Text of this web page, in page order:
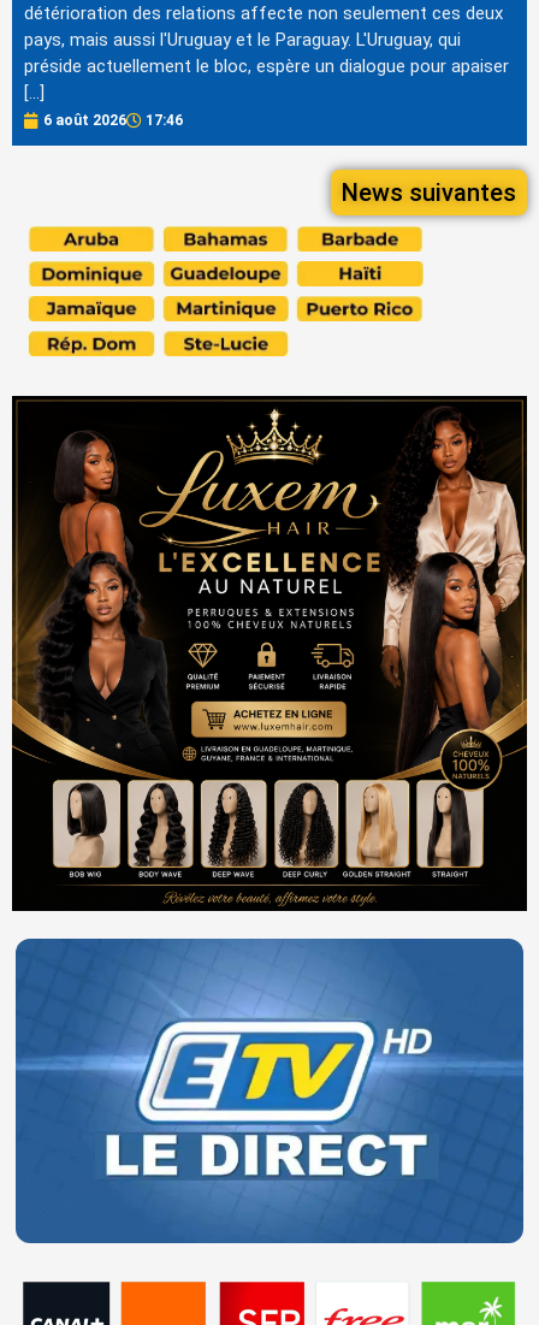
détérioration des relations affecte non seulement ces deux
pays, mais aussi l'Uruguay et le Paraguay. L'Uruguay, qui
préside actuellement le bloc, espère un dialogue pour apaiser
[…]
6 août 2026 17:46
News suivantes